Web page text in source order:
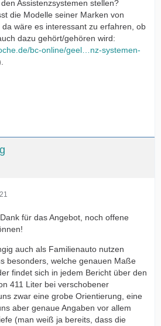
Assistenzsystemen stellen?
die Modelle seiner Marken von
wäre es interessant zu erfahren, ob
dazu gehört/gehören wird:
bc-online/geel…nz-systemen-
für das Angebot, noch offene
auch als Familienauto nutzen
besonders, welche genauen Maße
findet sich in jedem Bericht über den
411 Liter bei verschobener
zwar eine grobe Orientierung, eine
aber genaue Angaben vor allem
(man weiß ja bereits, dass die